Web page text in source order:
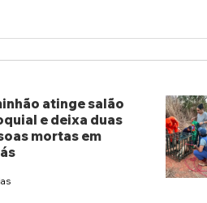
atinge salão
e deixa duas
mortas em